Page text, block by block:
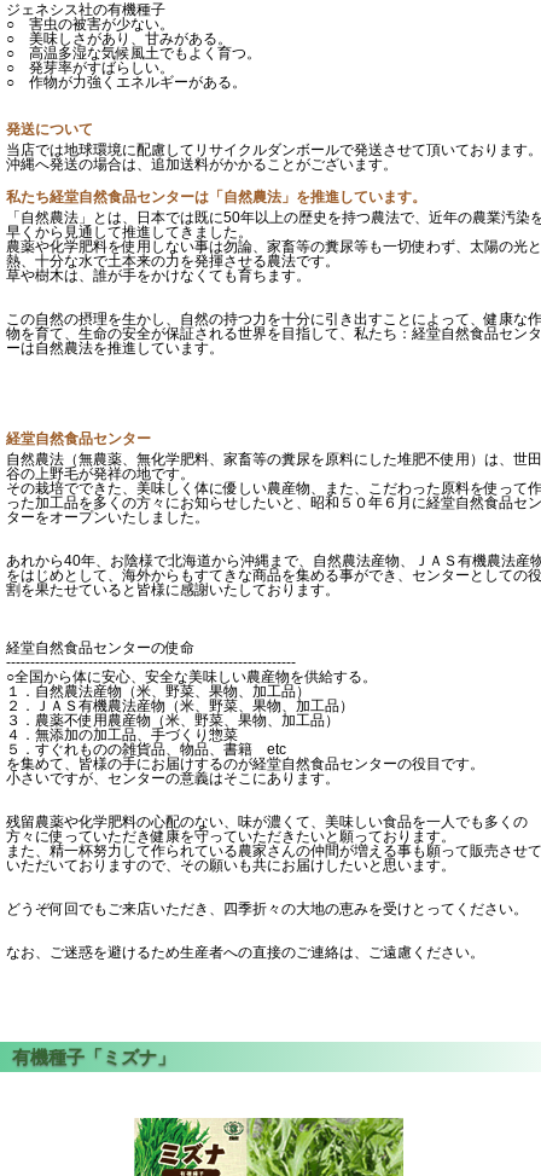
ジェネシス社の有機種子
○ 害虫の被害が少ない。
○ 美味しさがあり、甘みがある。
○ 高温多湿な気候風土でもよく育つ。
○ 発芽率がすばらしい。
○ 作物が力強くエネルギーがある。
発送について
当店では地球環境に配慮してリサイクルダンボールで発送させて頂いております。
沖縄へ発送の場合は、追加送料がかかることがございます。
私たち経堂自然食品センターは「自然農法」を推進しています。
「自然農法」とは、日本では既に50年以上の歴史を持つ農法で、近年の農業汚染
早くから見通して推進してきました。
農薬や化学肥料を使用しない事は勿論、家畜等の糞尿等も一切使わず、太陽の光と
熱、十分な水で土本来の力を発揮させる農法です。
草や樹木は、誰が手をかけなくても育ちます。
この自然の摂理を生かし、自然の持つ力を十分に引き出すことによって、健康な作
物を育て、生命の安全が保証される世界を目指して、私たち：経堂自然食品センタ
ーは自然農法を推進しています。
経堂自然食品センター
自然農法（無農薬、無化学肥料、家畜等の糞尿を原料にした堆肥不使用）は、世田
谷の上野毛が発祥の地です。
その栽培でできた、美味しく体に優しい農産物、また、こだわった原料を使って作
った加工品を多くの方々にお知らせしたいと、昭和５０年６月に経堂自然食品セン
ターをオープンいたしました。
あれから40年、お陰様で北海道から沖縄まで、自然農法産物、ＪＡＳ有機農法産
をはじめとして、海外からもすてきな商品を集める事ができ、センターとしての役
割を果たせていると皆様に感謝いたしております。
経堂自然食品センターの使命
------------------------------------------------------------
○全国から体に安心、安全な美味しい農産物を供給する。
１．自然農法産物（米、野菜、果物、加工品）
２．ＪＡＳ有機農法産物（米、野菜、果物、加工品）
３．農薬不使用農産物（米、野菜、果物、加工品）
４．無添加の加工品、手づくり惣菜
５．すぐれものの雑貨品、物品、書籍 etc
を集めて、皆様の手にお届けするのが経堂自然食品センターの役目です。
小さいですが、センターの意義はそこにあります。
残留農薬や化学肥料の心配のない、味が濃くて、美味しい食品を一人でも多くの
方々に使っていただき健康を守っていただきたいと願っております。
また、精一杯努力して作られている農家さんの仲間が増える事も願って販売させて
いただいておりますので、その願いも共にお届けしたいと思います。
どうぞ何回でもご来店いただき、四季折々の大地の恵みを受けとってください。
なお、ご迷惑を避けるため生産者への直接のご連絡は、ご遠慮ください。